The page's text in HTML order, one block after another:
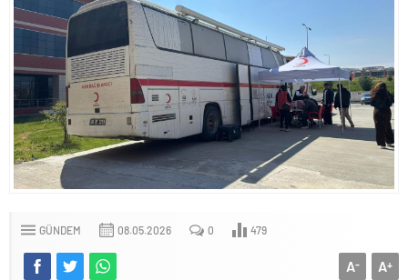
GÜNDEM 08.05.2026 0 479
A+
A-